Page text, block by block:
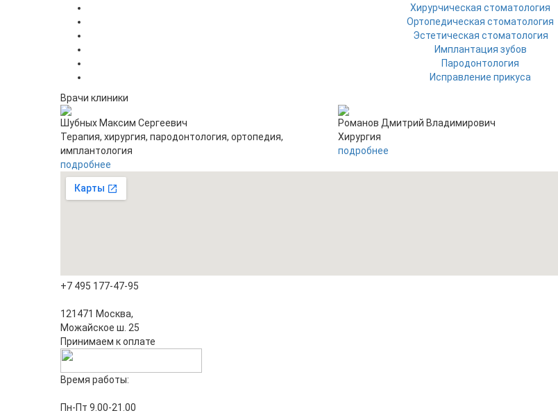
Хирурчическая стоматология
Ортопедическая стоматология
Эстетическая стоматология
Имплантация зубов
Пародонтология
Исправление прикуса
Врачи клиники
Шубных Максим Сергеевич
Терапия, хирургия, пародонтология, ортопедия,
имплантология
подробнее
Романов Дмитрий Владимирович
Хирургия
подробнее
+7 495 177-47-95
121471 Москва,
Можайское ш. 25
Принимаем к оплате
Время работы:
Пн-Пт 9.00-21.00